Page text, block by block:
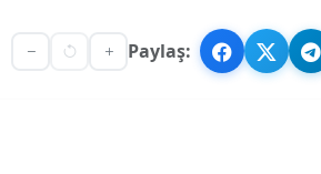
Paylaş: